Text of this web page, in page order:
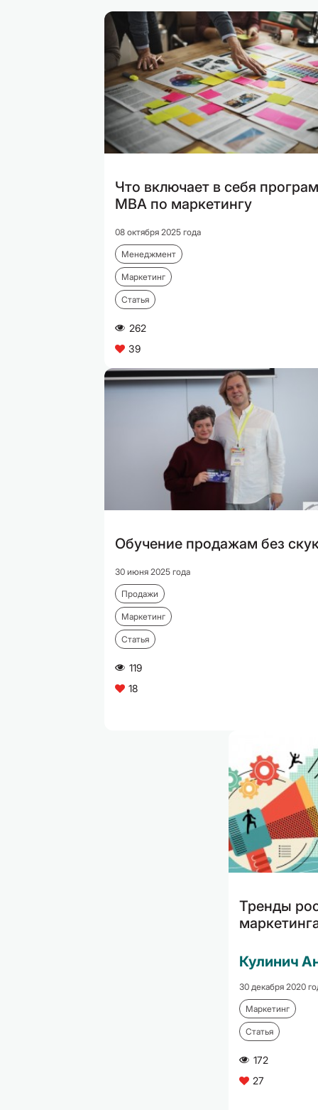
Что включает в себя
MBA по маркетингу
08 октября 2025 года
Менеджмент
Маркетинг
Статья
A 262
C 39
Обучение продажам без
30 июня 2025 года
Продажи
Маркетинг
Статья
A 119
C 18
Тренды
Кулинич
30 декабря 2020
Маркетинг
Статья
A 172
C 27